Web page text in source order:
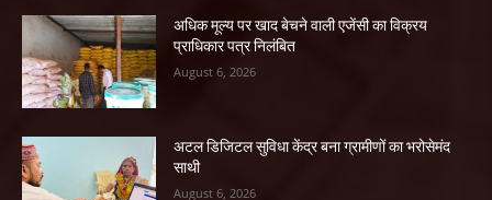
अधिक मूल्य पर खाद बेचने वाली एजेंसी का विक्रय
प्राधिकार पत्र निलंबित
August 6, 2026
अटल डिजिटल सुविधा केंद्र बना ग्रामीणों का भरोसेमंद
साथी
August 6, 2026